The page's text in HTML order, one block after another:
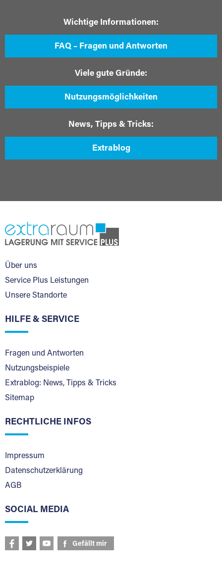
Wichtige Informationen:
FAQ – Fragen und Antworten
Viele gute Gründe:
Nutzungsmöglichkeiten
News, Tipps & Tricks:
Extrablog
Über uns
Service Plus Leistungen
Unsere Standorte
HILFE & SERVICE
Fragen und Antworten
Nutzungsbeispiele
Extrablog: News, Tipps & Tricks
Sitemap
RECHTLICHE INFOS
Impressum
Datenschutzerklärung
AGB
SOCIAL MEDIA
Gefällt mir